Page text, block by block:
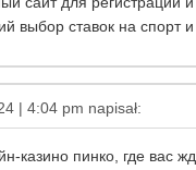
выбор ставок на спорт и
| 4:04 pm napisał:
казино пинко, где вас